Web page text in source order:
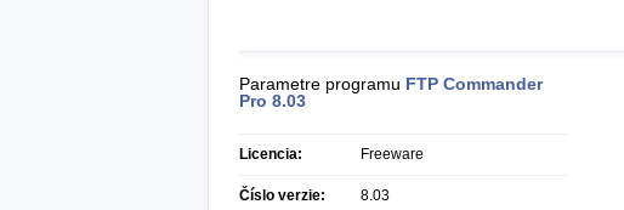
Parametre programu FTP Commander
Pro 8.03
Licencia: Freeware
Číslo verzie: 8.03